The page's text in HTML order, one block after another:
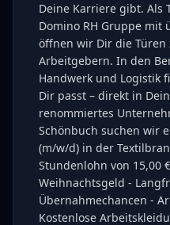
Deine Karriere gibt. Als
Domino RH Gruppe mit
öffnen wir Dir die Türen
Arbeitgebern. In den
Handwerk und Logistik
Dir passt – direkt in
renommiertes
Schönbuch suchen wir
(m/w/d) in der
Stundenlohn von 15,00
Weihnachtsgeld -
Übernahmechancen -
Kostenlose